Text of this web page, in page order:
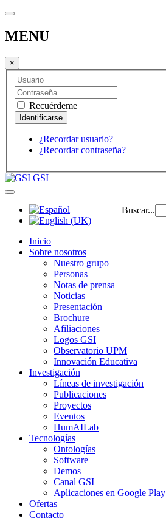
MENU
×
Recuérdeme
¿Recordar usuario?
¿Recordar contraseña?
GSI
Buscar...
Inicio
Sobre nosotros
Nuestro grupo
Personas
Notas de prensa
Noticias
Presentación
Brochure
Afiliaciones
Logos GSI
Observatorio UPM
Innovación Educativa
Investigación
Líneas de investigación
Publicaciones
Proyectos
Eventos
HumAILab
Tecnologías
Ontologías
Software
Demos
Canal GSI
Aplicaciones en Google Play
Ofertas
Contacto